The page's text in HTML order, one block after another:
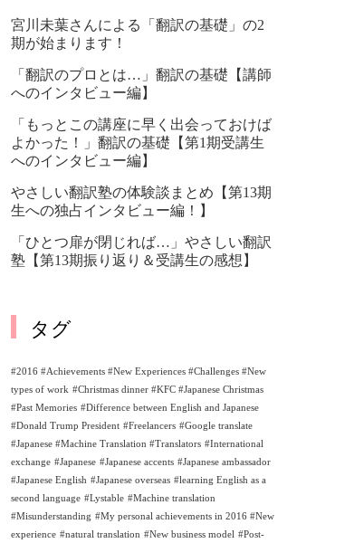
宮川未葉さんによる「翻訳の基礎」の2
期が始まります！
「翻訳のプロとは…」翻訳の基礎【講師
へのインタビュー編】
「もっとこの講座に早く出会っておけば
よかった！」翻訳の基礎【第1期受講生
へのインタビュー編】
やさしい翻訳塾の体験談まとめ【第13期
生への独占インタビュー編！】
「ひとつ扉が閉じれば…」やさしい翻訳
塾【第13期振り返り＆受講生の感想】
タグ
#2016 #Achievements #New Experiences #Challenges #New
types of work #Christmas dinner #KFC #Japanese Christmas
#Past Memories #Difference between English and Japanese
#Donald Trump President #Freelancers #Google translate
#Japanese #Machine Translation #Translators #International
exchange #Japanese #Japanese accents #Japanese ambassador
#Japanese English #Japanese overseas #learning English as a
second language #Lystable #Machine translation
#Misunderstanding #My personal achievements in 2016 #New
experience #natural translation #New business model #Post-